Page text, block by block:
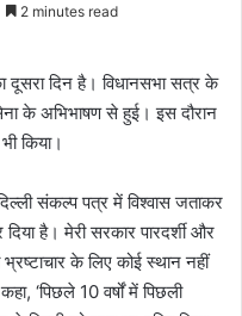
2 minutes read
दूसरा दिन है। विधानसभा सत्र के
के अभिभाषण से हुई। इस दौरान
किया।
संकल्प पत्र में विश्वास जताकर
है। मेरी सरकार पारदर्शी और
के लिए कोई स्थान नहीं
‘पिछले 10 वर्षों में पिछली